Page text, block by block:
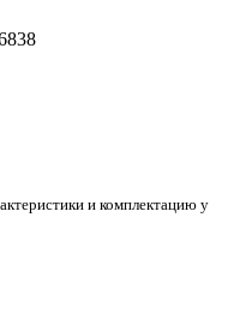
и комплектацию у